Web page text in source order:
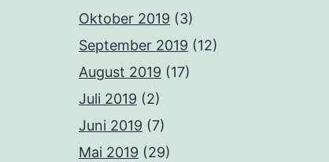
Oktober 2019 (3)
September 2019 (12)
August 2019 (17)
Juli 2019 (2)
Juni 2019 (7)
Mai 2019 (29)